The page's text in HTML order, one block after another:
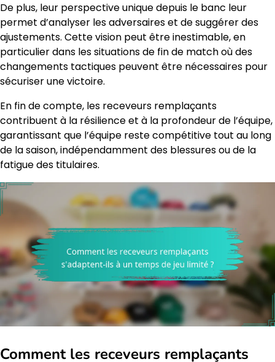
De plus, leur perspective unique depuis le banc leur
permet d’analyser les adversaires et de suggérer des
ajustements. Cette vision peut être inestimable, en
particulier dans les situations de fin de match où des
changements tactiques peuvent être nécessaires pour
sécuriser une victoire.
En fin de compte, les receveurs remplaçants
contribuent à la résilience et à la profondeur de l’équipe,
garantissant que l’équipe reste compétitive tout au long
de la saison, indépendamment des blessures ou de la
fatigue des titulaires.
Comment les receveurs remplaçants